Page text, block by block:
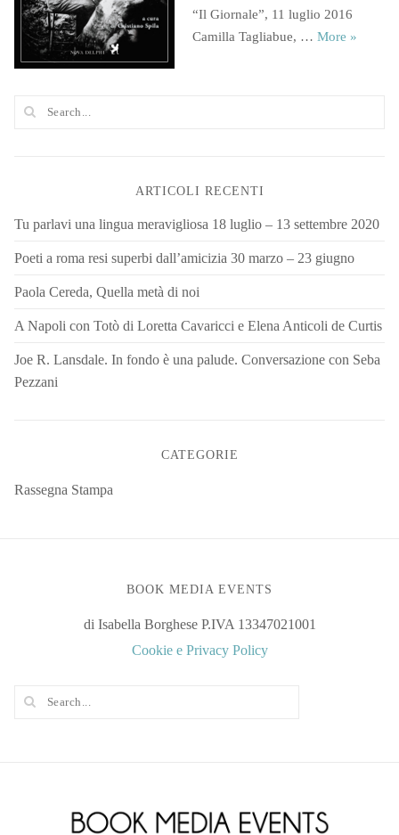
“Il Giornale”, 11 luglio 2016
Camilla Tagliabue, … More Ufficio
»
ARTICOLI RECENTI
Tu parlavi una lingua meravigliosa 18 luglio – 13 settembre 2020
Poeti a roma resi superbi dall’amicizia 30 marzo – 23 giugno
Paola Cereda, Quella metà di noi
A Napoli con Totò di Loretta Cavaricci e Elena Anticoli de Curtis
Joe R. Lansdale. In fondo è una palude. Conversazione con Seba
Pezzani
CATEGORIE
Rassegna Stampa
BOOK MEDIA EVENTS
di Isabella Borghese P.IVA 13347021001
Cookie e Privacy Policy